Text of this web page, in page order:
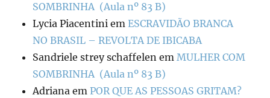
SOMBRINHA (Aula nº 83 B)
Lycia Piacentini emESCRAVIDÃO BRANCA
NO BRASIL – REVOLTA DE IBICABA
Sandriele strey schaffelen emMULHER COM
SOMBRINHA (Aula nº 83 B)
Adriana emPOR QUE AS PESSOAS GRITAM?